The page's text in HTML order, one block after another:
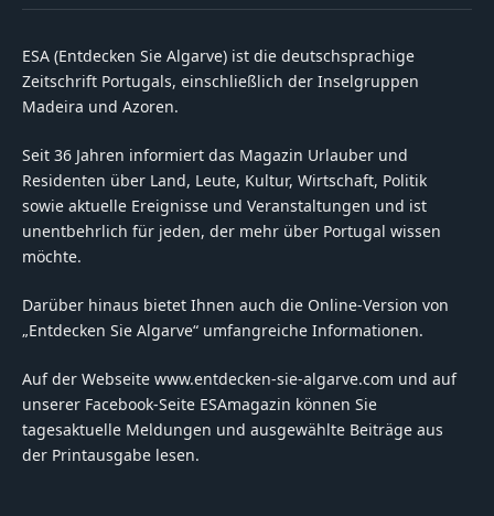
ESA (Entdecken Sie Algarve) ist die deutschsprachige
Zeitschrift Portugals, einschließlich der Inselgruppen
Madeira und Azoren.
Seit 36 Jahren informiert das Magazin Urlauber und
Residenten über Land, Leute, Kultur, Wirtschaft, Politik
sowie aktuelle Ereignisse und Veranstaltungen und ist
unentbehrlich für jeden, der mehr über Portugal wissen
möchte.
Darüber hinaus bietet Ihnen auch die Online-Version von
„Entdecken Sie Algarve“ umfangreiche Informationen.
Auf der Webseite www.entdecken-sie-algarve.com und auf
unserer Facebook-Seite ESAmagazin können Sie
tagesaktuelle Meldungen und ausgewählte Beiträge aus
der Printausgabe lesen.